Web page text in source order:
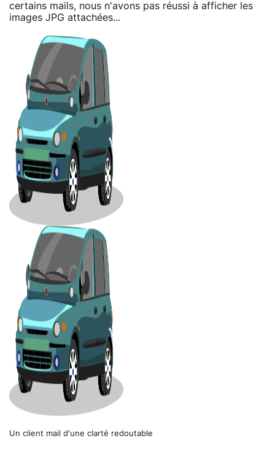
certains mails, nous n'avons pas réussi à afficher les
images JPG attachées...
Un client mail d'une clarté redoutable